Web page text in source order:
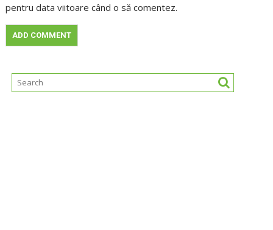
pentru data viitoare când o să comentez.